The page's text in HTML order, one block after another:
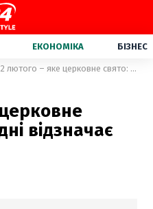
ЕКОНОМІКА БІЗНЕС
12 лютого – яке церковне свято: хто сьогодні відзначає День ангела
відзначає